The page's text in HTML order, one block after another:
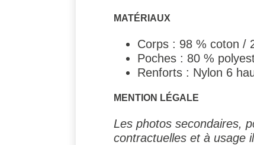
MATÉRIAUX
Corps : 98 % coton /
Poches : 80 %
Renforts : Nylon 6
MENTION LÉGALE
Les photos secondaires,
contractuelles et à usage